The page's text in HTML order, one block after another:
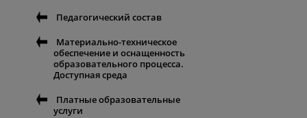
Педагогический состав
Материально-техническое
обеспечение и оснащенность
образовательного процесса.
Доступная среда
Платные образовательные
услуги